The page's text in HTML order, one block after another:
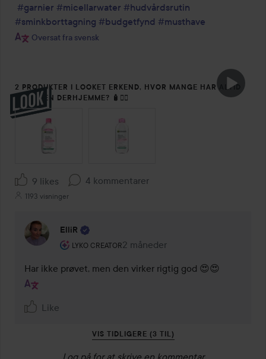
#garnier #micellarwater #hudvårdsrutin
#sminkborttagning #budgetfynd #musthave
Oversat fra svensk
2 PRODUKTER I LOOKET ERKEND, HVOR MANGE HAR ALTID
SÅDAN EN DERHJEMME? 🧴🙋‍♀️
SPRING OVER SEKTIONEN
9 likes 4 kommentarer
1193 visninger
ElliR
LYKO CREATOR
Brugerens rolle: Lyko Creator.
2 måneder
Kommentaren lades 2 måneder
Har ikke prøvet, men den virker rigtig god 😍😍
Like
VIS TIDLIGERE (3 TIL)